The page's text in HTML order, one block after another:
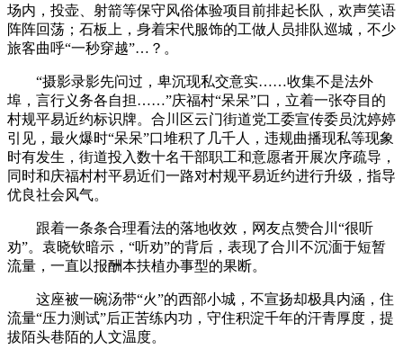
场内，投壶、射箭等保守风俗体验项目前排起长队，欢声笑语
阵阵回荡；石板上，身着宋代服饰的工做人员排队巡城，不少
旅客曲呼“一秒穿越”…？。
“摄影录影先问过，卑沉现私交意实……收集不是法外
埠，言行义务各自担……”庆福村“呆呆”口，立着一张夺目的
村规平易近约标识牌。合川区云门街道党工委宣传委员沈婷婷
引见，最火爆时“呆呆”口堆积了几千人，违规曲播现私等现象
时有发生，街道投入数十名干部职工和意愿者开展次序疏导，
同时和庆福村村平易近们一路对村规平易近约进行升级，指导
优良社会风气。
跟着一条条合理看法的落地收效，网友点赞合川“很听
劝”。袁晓钦暗示，“听劝”的背后，表现了合川不沉湎于短暂
流量，一直以报酬本扶植办事型的果断。
这座被一碗汤带“火”的西部小城，不宣扬却极具内涵，住
流量“压力测试”后正苦练内功，守住积淀千年的汗青厚度，提
拔陌头巷陌的人文温度。